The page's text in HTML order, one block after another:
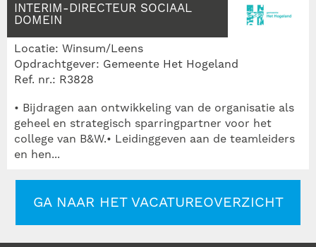
INTERIM-DIRECTEUR SOCIAAL
DOMEIN
Locatie: Winsum/Leens
Opdrachtgever: Gemeente Het Hogeland
Ref. nr.: R3828
• Bijdragen aan ontwikkeling van de organisatie als
geheel en strategisch sparringpartner voor het
college van B&W.• Leidinggeven aan de teamleiders
en hen...
GA NAAR HET VACATUREOVERZICHT